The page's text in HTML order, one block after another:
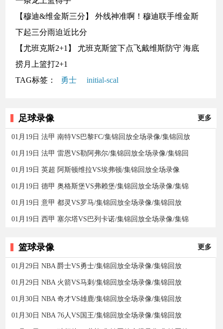
【穆迪&维金斯三分】 外线神准啊！穆迪联手维金斯
下起三分雨迫近比分
【尤班克斯2+1】 尤班克斯篮下点飞戴维斯防守 海底
捞月上篮打2+1
TAG标签：
勇士 initial-scal
足球录像 更多
01月19日 法甲 南特VS巴黎FC/集锦回放全场录像/集锦回放
01月19日 法甲 雷恩VS勒阿弗尔/集锦回放全场录像/集锦回
01月19日 英超 阿斯顿维拉VS埃弗顿/集锦回放全场录像
01月19日 德甲 奥格斯堡VS弗赖堡/集锦回放全场录像/集锦
01月19日 意甲 都灵VS罗马/集锦回放全场录像/集锦回放
01月19日 西甲 塞尔塔VS巴列卡诺/集锦回放全场录像/集锦
篮球录像 更多
01月29日 NBA 爵士VS勇士/集锦回放全场录像/集锦回放
01月29日 NBA 火箭VS马刺/集锦回放全场录像/集锦回放
01月30日 NBA 奇才VS雄鹿/集锦回放全场录像/集锦回放
01月30日 NBA 76人VS国王/集锦回放全场录像/集锦回放